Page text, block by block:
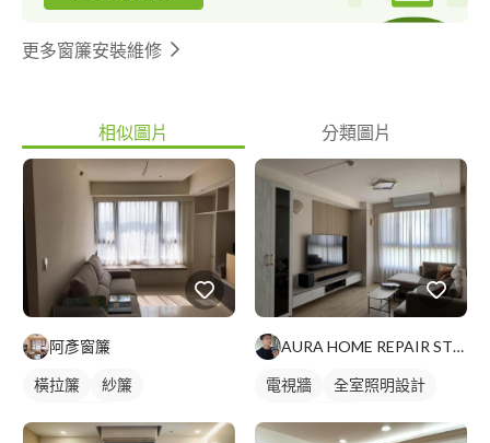
更多窗簾安裝維修
相似圖片 分類圖片
阿彥窗簾
橫拉簾
紗簾
AURA HOME REPAIR STUDIO
電視牆
全室照明設計